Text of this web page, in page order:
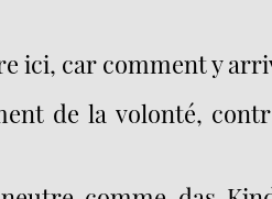
ici, car comment y
de la volonté,